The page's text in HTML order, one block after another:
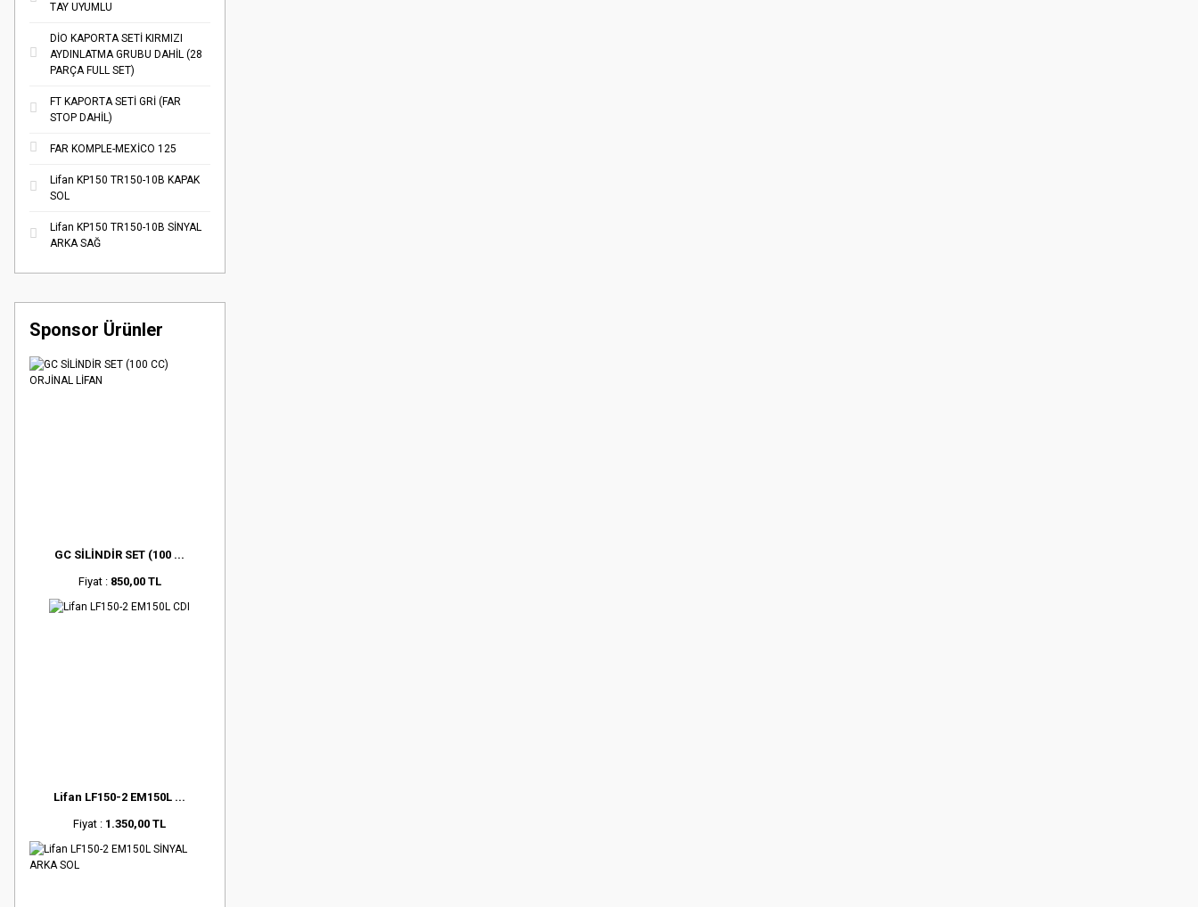
TAY UYUMLU
DİO KAPORTA SETİ KIRMIZI
AYDINLATMA GRUBU DAHİL (28
PARÇA FULL SET)
FT KAPORTA SETİ GRİ (FAR
STOP DAHİL)
FAR KOMPLE-MEXİCO 125
Lifan KP150 TR150-10B KAPAK
SOL
Lifan KP150 TR150-10B SİNYAL
ARKA SAĞ
Sponsor Ürünler
GC SİLİNDİR SET (100 ...
Fiyat : 850,00 TL
Lifan LF150-2 EM150L ...
Fiyat : 1.350,00 TL